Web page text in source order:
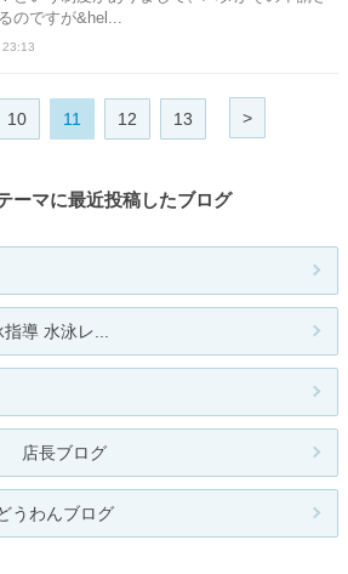
のですが&hel...
23:13
10 11 12 13 >
ーマに最近投稿したブログ
導 水泳レ...
店長ブログ
うわんブログ